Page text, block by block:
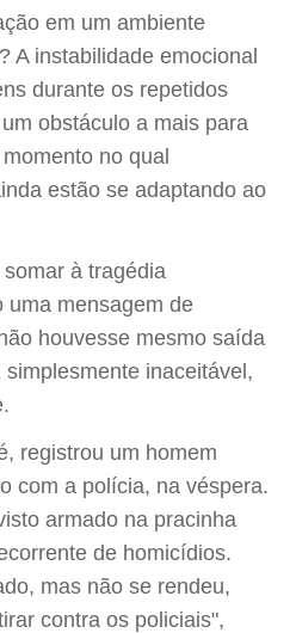
em um ambiente
A instabilidade emocional
durante os repetidos
obstáculo a mais para
no qual
estão se adaptando ao
à tragédia
uma mensagem de
houvesse mesmo saída
inaceitável,
registrou um homem
com a polícia, na véspera.
armado na pracinha
de homicídios.
mas não se rendeu,
contra os policiais",